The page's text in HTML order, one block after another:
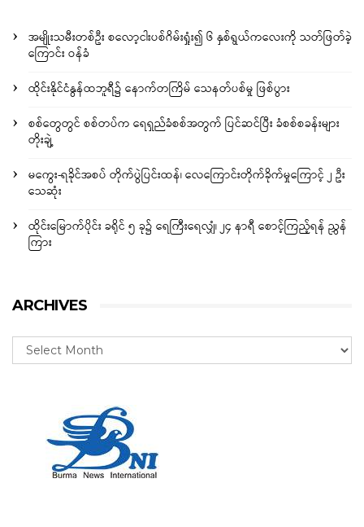
အမျိုးသမီးတစ်ဦး စလော့ငါးပစ်ဂိမ်းရှုံး၍ ၆ နှစ်ရွယ်ကလေးကို သတ်ဖြတ်ခဲ့
ကြောင်း ဝန်ခံ
ထိုင်းနိုင်ငံနွန်ထဘူရီ၌ နောက်တကြိမ် သေနတ်ပစ်မှု ဖြစ်ပွား
စစ်တွေတွင် စစ်တပ်က ရေရှည်ခံစစ်အတွက် ပြင်ဆင်ပြီး ခံစစ်စခန်းများ
တိုးချဲ့
မကွေး-ရခိုင်အစပ် တိုက်ပွဲပြင်းထန်၊ လေကြောင်းတိုက်ခိုက်မှုကြောင့် ၂ ဦး
သေဆုံး
ထိုင်းမြောက်ပိုင်း ခရိုင် ၅ ခု၌ ရေကြီးရေလျှံ၊ ၂၄ နာရီ စောင့်ကြည့်ရန် ညွှန်
ကြား
ARCHIVES